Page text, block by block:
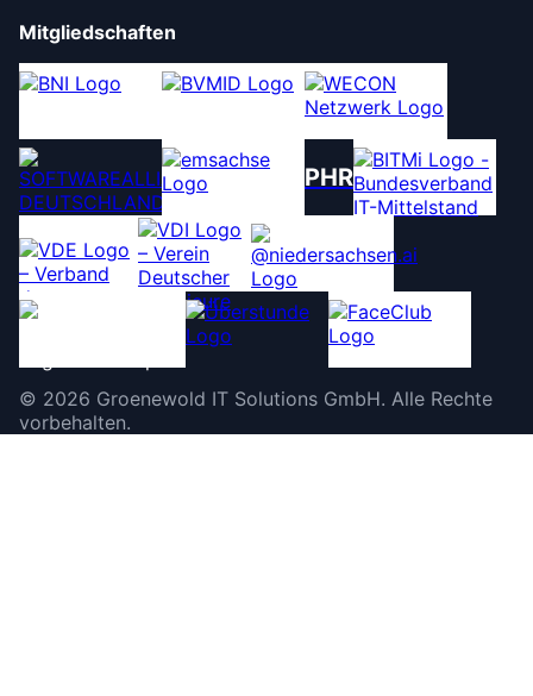
Mitgliedschaften
PHR
© 2026 Groenewold IT Solutions GmbH. Alle Rechte
vorbehalten.